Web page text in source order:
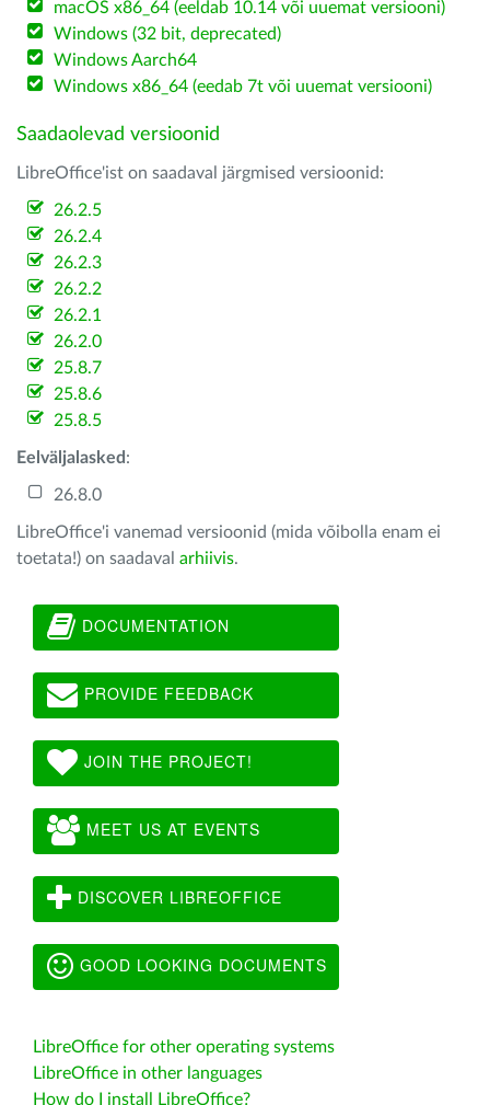
macOS x86_64 (eeldab 10.14 või uuemat versiooni)
Windows (32 bit, deprecated)
Windows Aarch64
Windows x86_64 (eedab 7t või uuemat versiooni)
Saadaolevad versioonid
LibreOffice'ist on saadaval järgmised versioonid:
26.2.5
26.2.4
26.2.3
26.2.2
26.2.1
26.2.0
25.8.7
25.8.6
25.8.5
Eelväljalasked :
26.8.0
LibreOffice'i vanemad versioonid (mida võibolla enam ei
toetata!) on saadaval arhiivis.
DOCUMENTATION
PROVIDE FEEDBACK
JOIN THE PROJECT!
MEET US AT EVENTS
DISCOVER LIBREOFFICE
GOOD LOOKING DOCUMENTS
LibreOffice for other operating systems
LibreOffice in other languages
How do I install LibreOffice?